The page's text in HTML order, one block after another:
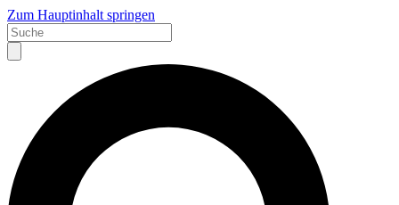
Zum Hauptinhalt springen